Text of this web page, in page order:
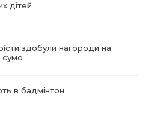
дітей
здобули нагороди на
сумо
в бадмінтон